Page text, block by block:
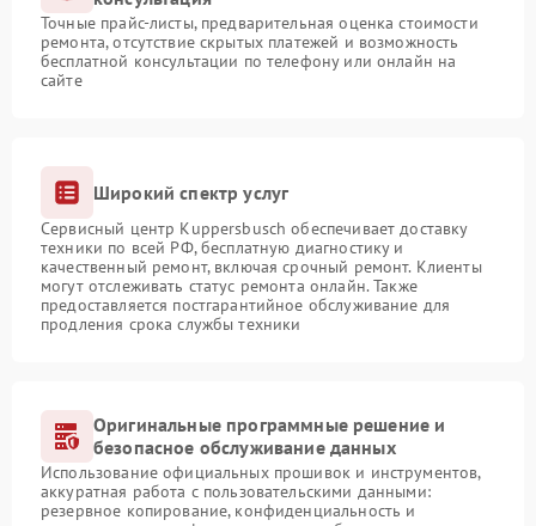
Точные прайс-листы, предварительная оценка стоимости
ремонта, отсутствие скрытых платежей и возможность
бесплатной консультации по телефону или онлайн на
сайте
Широкий спектр услуг
Сервисный центр Kuppersbusch обеспечивает доставку
техники по всей РФ, бесплатную диагностику и
качественный ремонт, включая срочный ремонт. Клиенты
могут отслеживать статус ремонта онлайн. Также
предоставляется постгарантийное обслуживание для
продления срока службы техники
Оригинальные программные решение и
безопасное обслуживание данных
Использование официальных прошивок и инструментов,
аккуратная работа с пользовательскими данными:
резервное копирование, конфиденциальность и